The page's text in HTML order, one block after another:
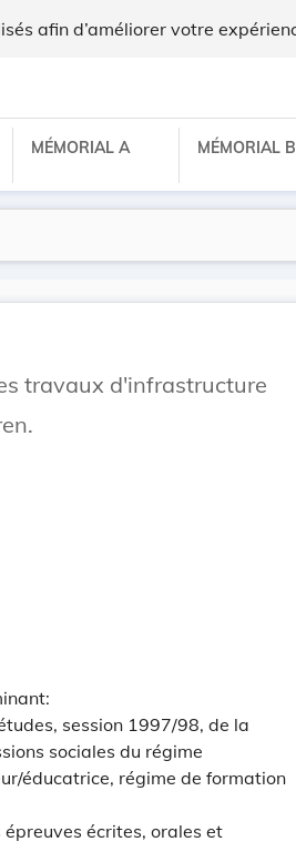
afin d’améliorer votre
MÉMORIAL A MÉMORIAL B
travaux d'infrastructure
session 1997/98, de la
sociales du régime
éducatrice, régime de formation
écrites, orales et